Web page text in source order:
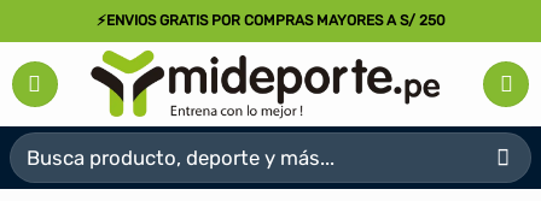
al
contenido
⚡ENVIOS GRATIS POR COMPRAS MAYORES A S/ 250
Buscar
por: